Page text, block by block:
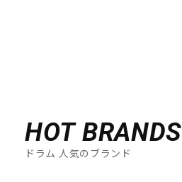
HOT BRANDS
ドラム 人気のブランド